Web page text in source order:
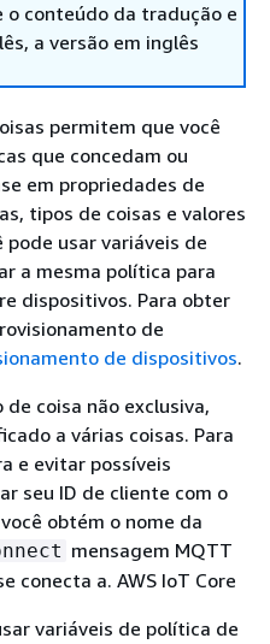
conteúdo da tradução e
a versão em inglês
permitem que você
que concedam ou
em propriedades de
tipos de coisas e valores
usar variáveis de
a mesma política para
dispositivos. Para obter
de
de dispositivos.
de coisa não exclusiva,
a várias coisas. Para
e evitar possíveis
seu ID de cliente com o
obtém o nome da
mensagem MQTT
conecta a. AWS IoT Core
variáveis de política de